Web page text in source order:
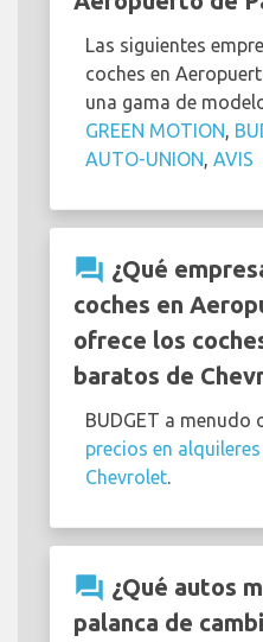
Las siguientes
coches en
una gama de
GREEN MOTION
AUTO-UNION AVIS
question_answer ¿Qué
coches en
ofrece los
baratos de
BUDGET a menudo
precios en
Chevrolet
question_answer ¿Qué autos
palanca de